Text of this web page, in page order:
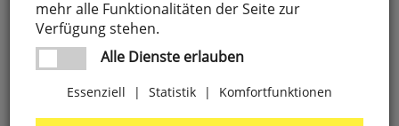
ElektronischerStellantrieb,mit
mehr alle Funktionalitäten der Seite zur
Verfügung stehen.
Alle Dienste erlauben
Essenziell | Statistik | Komfortfunktionen